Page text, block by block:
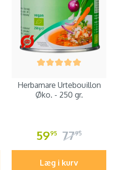
Herbamare Urtebouillon
Øko. - 250 gr.
5995 7795
Læg i kurv